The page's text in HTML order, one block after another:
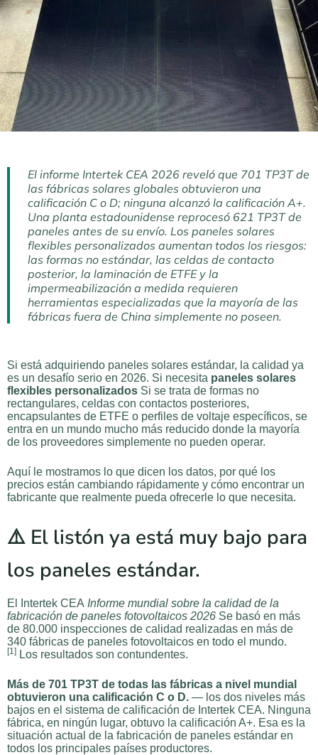
El informe Intertek CEA 2026 reveló que 701 TP3T de
las fábricas solares globales obtuvieron una
calificación C o D; ninguna alcanzó la calificación A+.
Una planta estadounidense reprocesó 621 TP3T de
paneles antes de su envío. Los paneles solares
flexibles personalizados aumentan todos los riesgos:
las formas no estándar, las celdas de contacto
posterior, la laminación de ETFE y la
impermeabilización a medida requieren
herramientas especializadas que la mayoría de las
fábricas fuera de China simplemente no poseen.
Si está adquiriendo paneles solares estándar, la calidad ya
es un desafío serio en 2026. Si necesita paneles solares
flexibles personalizados Si se trata de formas no
rectangulares, celdas con contactos posteriores,
encapsulantes de ETFE o perfiles de voltaje específicos, se
entra en un mundo mucho más reducido donde la mayoría
de los proveedores simplemente no pueden operar.
Aquí le mostramos lo que dicen los datos, por qué los
precios están cambiando rápidamente y cómo encontrar un
fabricante que realmente pueda ofrecerle lo que necesita.
⚠️ El listón ya está muy bajo para
los paneles estándar.
El Intertek CEA Informe mundial sobre la calidad de la
fabricación de paneles fotovoltaicos 2026 Se basó en más
de 80.000 inspecciones de calidad realizadas en más de
340 fábricas de paneles fotovoltaicos en todo el mundo.
[1] Los resultados son contundentes.
Más de 701 TP3T de todas las fábricas a nivel mundial
obtuvieron una calificación C o D. — los dos niveles más
bajos en el sistema de calificación de Intertek CEA. Ninguna
fábrica, en ningún lugar, obtuvo la calificación A+. Esa es la
situación actual de la fabricación de paneles estándar en
todos los principales países productores.